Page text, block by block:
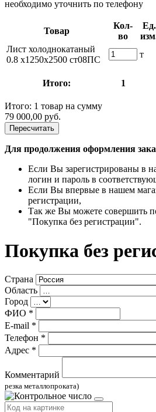
необходимо уточнить по телефону
Товар
Кол-
во
Ед.
Лист холоднокатаный
0.8 х1250х2500 ст08ПС
т
Итого: 1
Итого: 1 товар на сумму
79 000,00 руб.
Пересчитать
Для продолжения оформления
Если Вы зарегистрированы в
логин и пароль в
Если Вы впервые в нашем
регистрации,
Так же Вы можете совершить
"Покупка без регистрации".
Покупка без
Страна
Область
Город
ФИО *
E-mail *
Телефон *
Адрес *
Комментарий
резка металлопроката)